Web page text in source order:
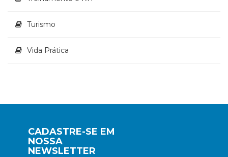
Turismo
Vida Prática
CADASTRE-SE EM
NOSSA
NEWSLETTER